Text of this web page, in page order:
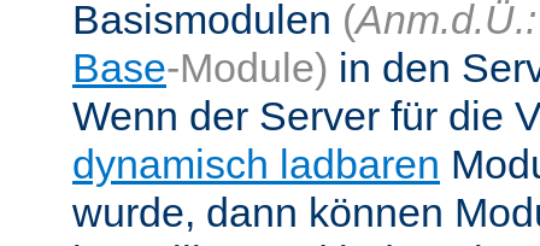
Basismodulen (Anm.d.Ü.:
Base-Module) in den
Wenn der Server für die
dynamisch ladbaren
wurde, dann können